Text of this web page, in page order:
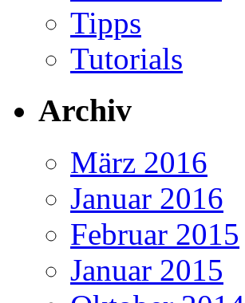
Tipps
Tutorials
Archiv
März 2016
Januar 2016
Februar 2015
Januar 2015